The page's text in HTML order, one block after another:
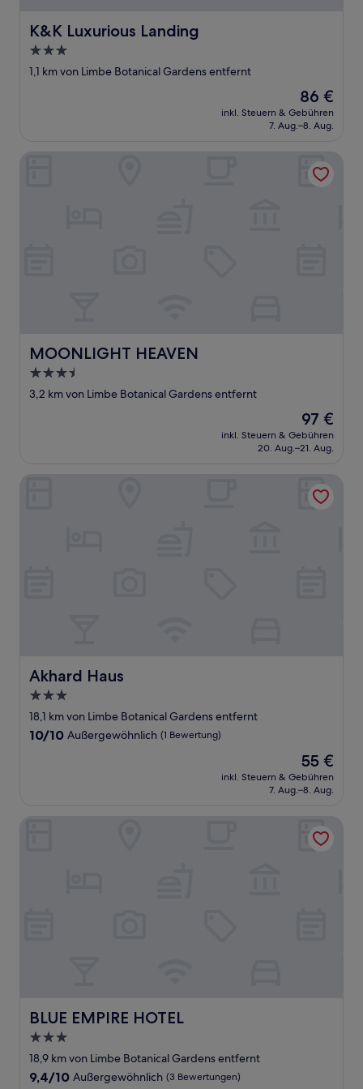
K&K Luxurious Landing
K&K Luxurious Landing
3.0-
Sterne-
1,1 km von Limbe Botanical Gardens entfernt
Der
Preis
beträgt
86 €
inkl. Steuern & Gebühren
7. Aug.–8. Aug.
MOONLIGHT HEAVEN
MOONLIGHT HEAVEN
3.5-
Sterne-
3,2 km von Limbe Botanical Gardens entfernt
Der
Preis
beträgt
97 €
inkl. Steuern & Gebühren
20. Aug.–21. Aug.
Akhard Haus
Akhard Haus
3.0-
Sterne-
Unterkunft
18,1 km von Limbe Botanical Gardens entfernt
10.0
10/10 Außergewöhnlich (1 Bewertung)
Der
Preis
beträgt
55 €
inkl. Steuern & Gebühren
7. Aug.–8. Aug.
BLUE EMPIRE HOTEL
BLUE EMPIRE HOTEL
3.0-
Sterne-
Unterkunft
18,9 km von Limbe Botanical Gardens entfernt
9.4
9,4/10 Außergewöhnlich (3 Bewertungen)